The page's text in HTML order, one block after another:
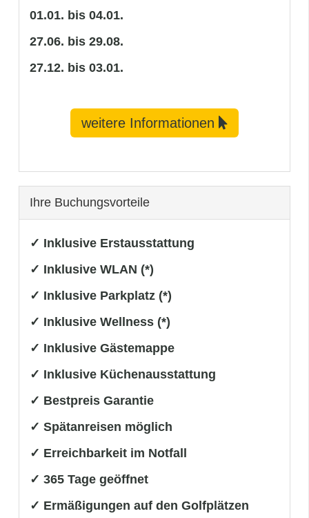
01.01. bis 04.01.
27.06. bis 29.08.
27.12. bis 03.01.
weitere Informationen
Ihre Buchungsvorteile
✓ Inklusive Erstausstattung
✓ Inklusive WLAN (*)
✓ Inklusive Parkplatz (*)
✓ Inklusive Wellness (*)
✓ Inklusive Gästemappe
✓ Inklusive Küchenausstattung
✓ Bestpreis Garantie
✓ Spätanreisen möglich
✓ Erreichbarkeit im Notfall
✓ 365 Tage geöffnet
✓ Ermäßigungen auf den Golfplätzen